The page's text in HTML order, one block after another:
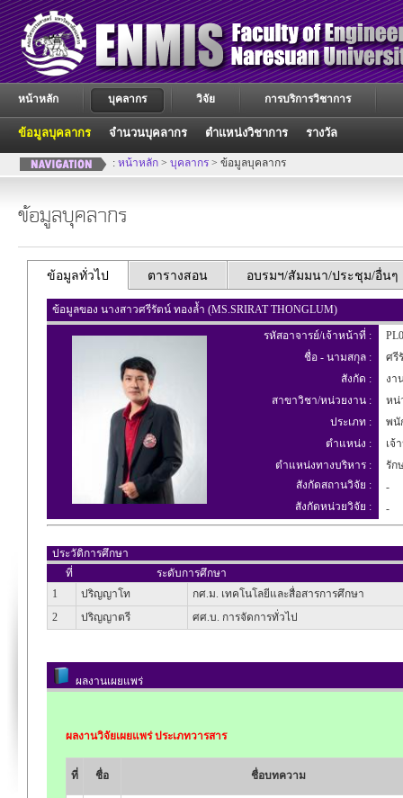
หน้าหลัก บุคลากร
ข้อมูลบุคลากร จำนวนบุคลากร ตำแหน่งวิชาการ รางวัล
วิจัย การบริการวิชาการ
: หน้าหลัก > บุคลากร > ข้อมูลบุคลากร
ข้อมูลบุคลากร
ข้อมูลทั่วไป ตารางสอน อบรมฯ/สัมมนา/ประชุม/อื่นๆ
ข้อมูลของ นางสาวศรีรัตน์ ทองล้ำ (MS.SRIRAT THONGLUM)
รหัสอาจารย์/เจ้าหน้าที่ :
ชื่อ - นามสกุล :
ศรี
สังกัด :
งา
สาขาวิชา/หน่วยงาน :
หน่
ประเภท :
พนั
ตำแหน่ง :
เจ้
ตำแหน่งทางบริหาร :
รัก
สังกัดสถานวิจัย :
-
สังกัดหน่วยวิจัย :
-
ประวัติการศึกษา
ที่
ระดับการศึกษา
1
ปริญญาโท
กศ.ม. เทคโนโลยีและสื่อสารการศึกษา
2
ปริญญาตรี ศศ.บ. การจัดการทั่วไป
ผลงานเผยแพร่
ผลงานวิจัยเผยแพร่ ประเภทวารสาร
ที่ ชื่อ ชื่อบทความ